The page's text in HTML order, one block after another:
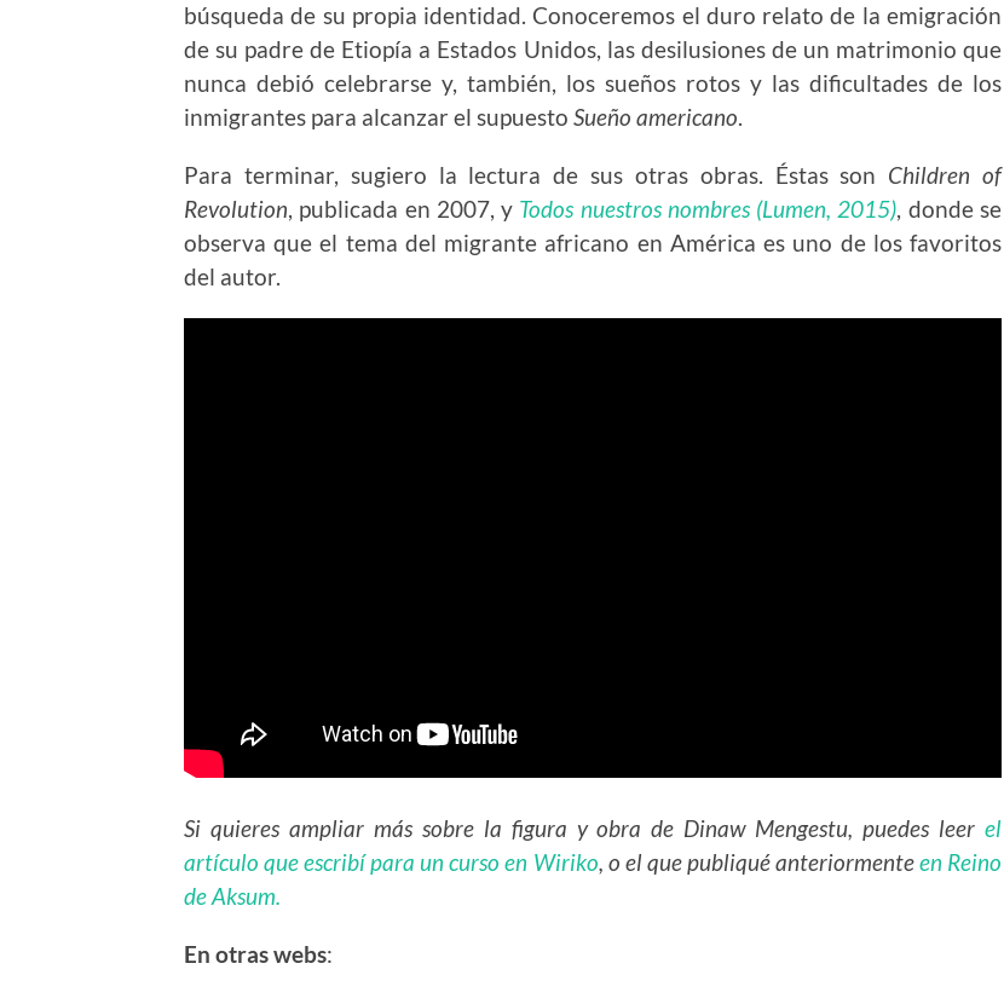
búsqueda de su propia identidad. Conoceremos el duro relato de la emigración
de su padre de Etiopía a Estados Unidos, las desilusiones de un matrimonio que
nunca debió celebrarse y, también, los sueños rotos y las dificultades de los
inmigrantes para alcanzar el supuesto Sueño americano.
Para terminar, sugiero la lectura de sus otras obras. Éstas son Children of
Revolution, publicada en 2007, y Todos nuestros nombres (Lumen, 2015), donde se
observa que el tema del migrante africano en América es uno de los favoritos
del autor.
Si quieres ampliar más sobre la figura y obra de Dinaw Mengestu, puedes leer el
artículo que escribí para un curso en Wiriko, o el que publiqué anteriormenteen Reino
de Aksum.
En otras webs: